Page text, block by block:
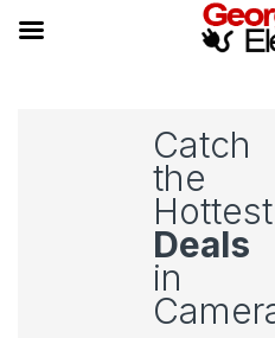
Catch
the
Hottest
Deals
in